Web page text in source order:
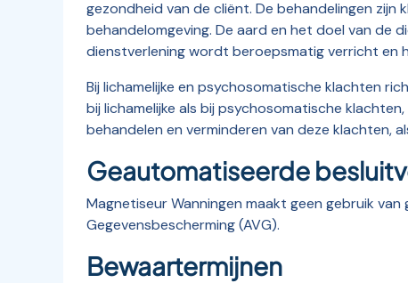
gezondheid van de cliënt. De behandelingen
behandelomgeving. De aard en het doel van de
dienstverlening wordt beroepsmatig verricht en
Bij lichamelijke en psychosomatische klachten
bij lichamelijke als bij psychosomatische
behandelen en verminderen van deze klachten,
Geautomatiseerde
Magnetiseur Wanningen maakt geen gebruik
Gegevensbescherming (AVG).
Bewaartermijnen